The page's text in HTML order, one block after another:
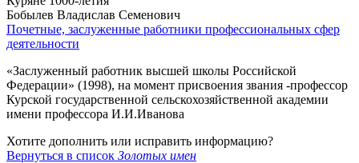
Бобылев Владислав Семенович
Почетные, заслуженные работники профессиональных сфер
деятельности
«Заслуженный работник высшей школы Российской
Федерации» (1998), на момент присвоения звания -профессор
Курской государственной сельскохозяйственной академии
имени профессора И.И.Иванова
Хотите дополнить или исправить информацию?
Вернуться в список Золотых имен